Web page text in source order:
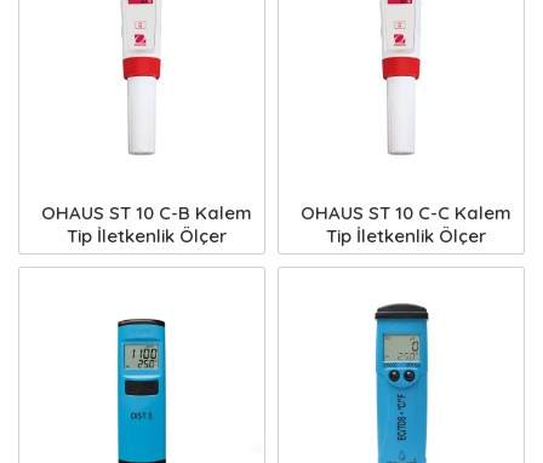
OHAUS ST 10 C-B Kalem
Tip İletkenlik Ölçer
OHAUS ST 10 C-C Kalem
Tip İletkenlik Ölçer